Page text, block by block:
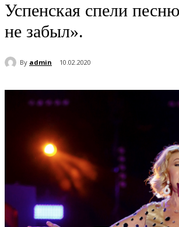
Успенская спели
не забыл».
By admin 10.02.2020